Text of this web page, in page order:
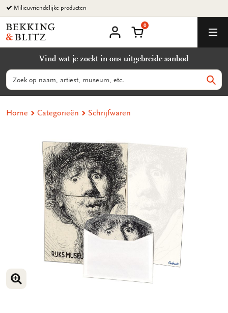
Ga
naar
content
Milieuvriendelijke producten
Bekking
&
B.V.
account
Winkelmand
0
Vind wat je zoekt in ons uitgebreide aanbod
Zoeken
Home Categorieën Schrijfwaren
VERGROOT AFBEELDING